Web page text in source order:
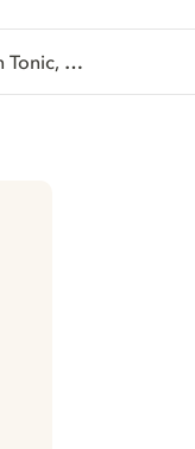
…